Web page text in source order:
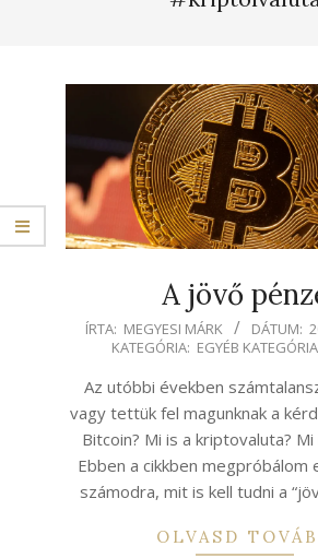
A jövő
2022-
ÍRTA: MEGYESI MÁRK DÁTUM:
KATEGÓRIA: EGYÉB KATEGÓRIA
Az utóbbi években
vagy tettük fel magunknak a
Bitcoin? Mi is a kriptovaluta? Mi
Ebben a cikkben megpróbálom
számodra, mit is kell tudni a
OLVASD